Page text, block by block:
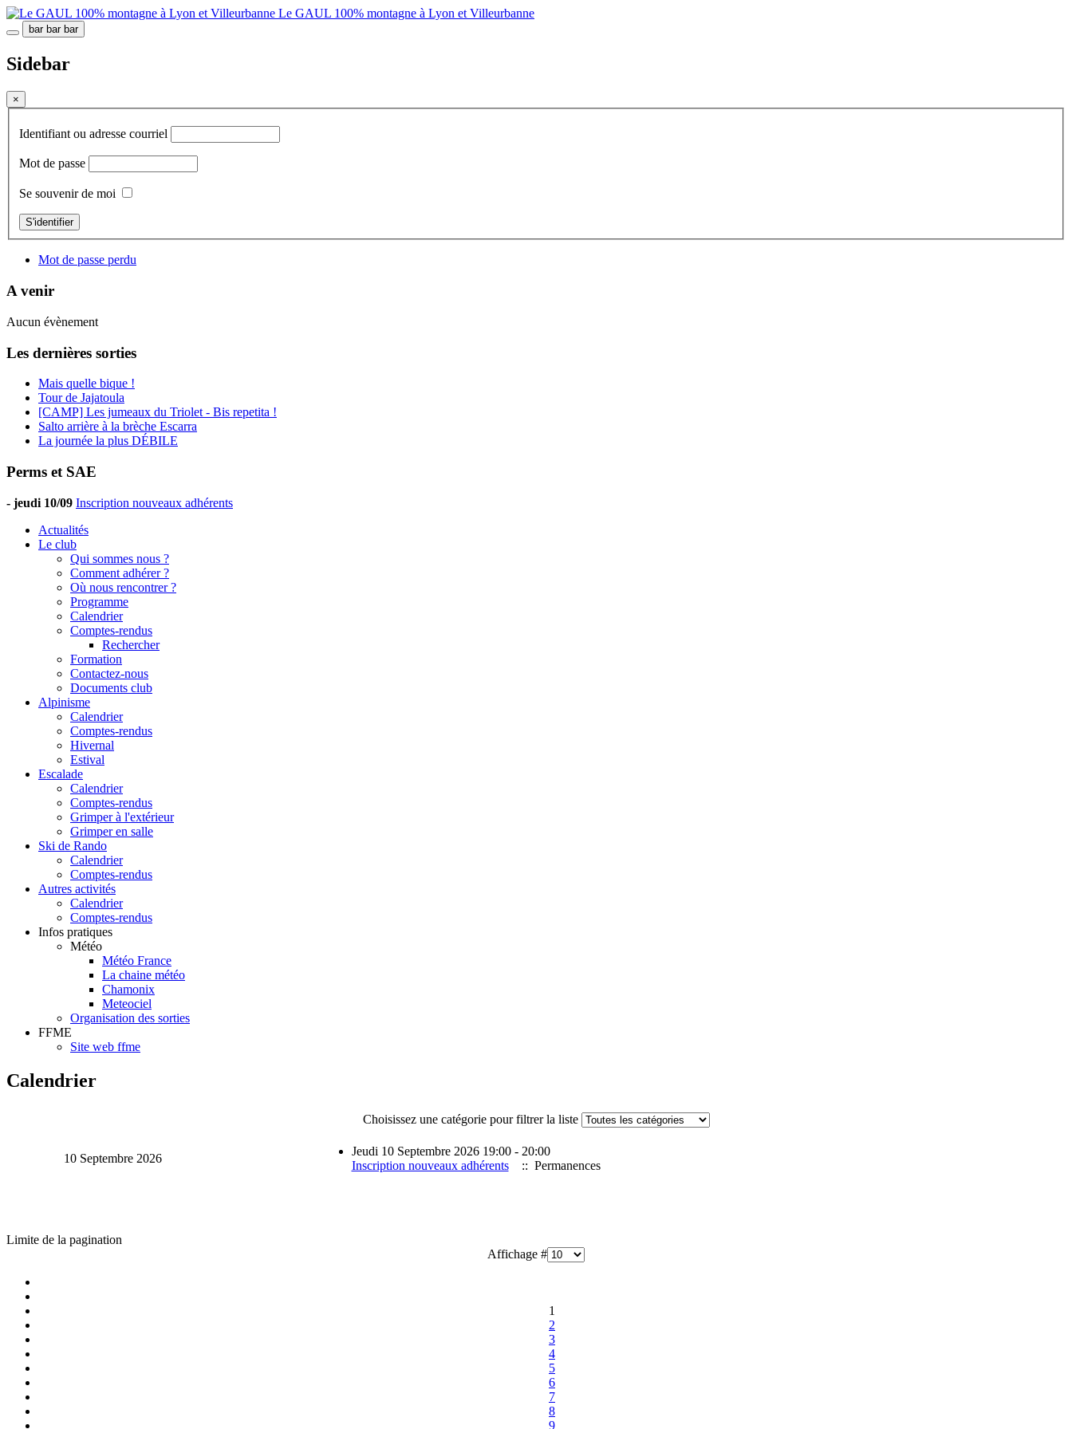
Le GAUL 100% montagne à Lyon et Villeurbanne
bar bar bar
Sidebar
×
Identifiant ou adresse courriel
Mot de passe
Se souvenir de moi
S'identifier
Mot de passe perdu
A venir
Aucun évènement
Les dernières sorties
Mais quelle bique !
Tour de Jajatoula
[CAMP] Les jumeaux du Triolet - Bis repetita !
Salto arrière à la brèche Escarra
La journée la plus DÉBILE
Perms et SAE
- jeudi 10/09 Inscription nouveaux adhérents
Actualités
Le club
Qui sommes nous ?
Comment adhérer ?
Où nous rencontrer ?
Programme
Calendrier
Comptes-rendus
Rechercher
Formation
Contactez-nous
Documents club
Alpinisme
Calendrier
Comptes-rendus
Hivernal
Estival
Escalade
Calendrier
Comptes-rendus
Grimper à l'extérieur
Grimper en salle
Ski de Rando
Calendrier
Comptes-rendus
Autres activités
Calendrier
Comptes-rendus
Infos pratiques
Météo
Météo France
La chaine météo
Chamonix
Meteociel
Organisation des sorties
FFME
Site web ffme
Calendrier
Choisissez une catégorie pour filtrer la liste
10 Septembre 2026
Jeudi 10 Septembre 2026 19:00 - 20:00
Inscription nouveaux adhérents
:: Permanences
Limite de la pagination
Affichage #
1
2
3
4
5
6
7
8
9